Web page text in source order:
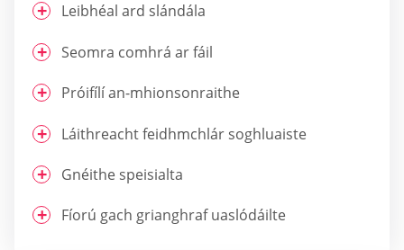
Leibhéal ard slándála
Seomra comhrá ar fáil
Próifílí an-mhionsonraithe
Láithreacht feidhmchlár soghluaiste
Gnéithe speisialta
Fíorú gach grianghraf uaslódáilte